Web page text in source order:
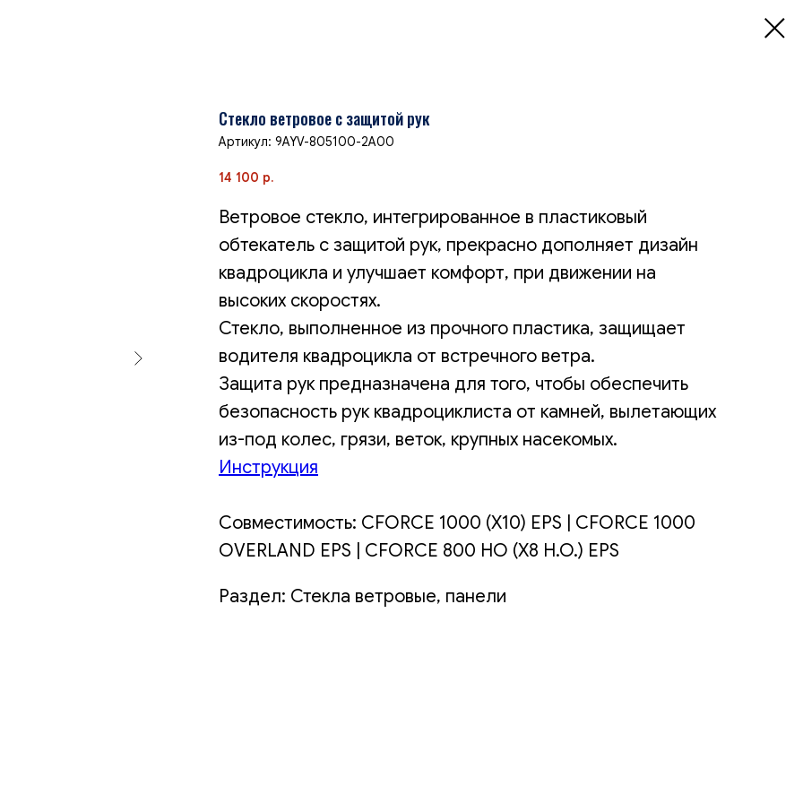
Cтекло ветровое с защитой рук
Артикул: 9AYV-805100-2A00
14 100 р.
Ветровое стекло, интегрированное в пластиковый
обтекатель с защитой рук, прекрасно дополняет дизайн
квадроцикла и улучшает комфорт, при движении на
высоких скоростях.
Стекло, выполненное из прочного пластика, защищает
водителя квадроцикла от встречного ветра.
Защита рук предназначена для того, чтобы обеспечить
безопасность рук квадроциклиста от камней, вылетающих
из-под колес, грязи, веток, крупных насекомых.
Инструкция
Совместимость: CFORCE 1000 (X10) EPS | CFORCE 1000
OVERLAND EPS | CFORCE 800 HO (X8 H.O.) EPS
Раздел: Стекла ветровые, панели